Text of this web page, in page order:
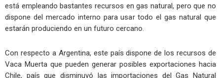
está empleando bastantes recursos en gas natural, pero que no
dispone del mercado interno para usar todo el gas natural que
estarán produciendo en un futuro cercano.
Con respecto a Argentina, este país dispone de los recursos de
Vaca Muerta que pueden generar posibles exportaciones hacia
Chile, país que disminuyó las importaciones del Gas Natural